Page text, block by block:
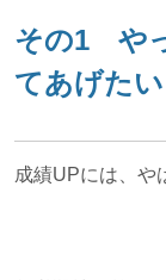
その1 や
てあげたい
成績UPには、や